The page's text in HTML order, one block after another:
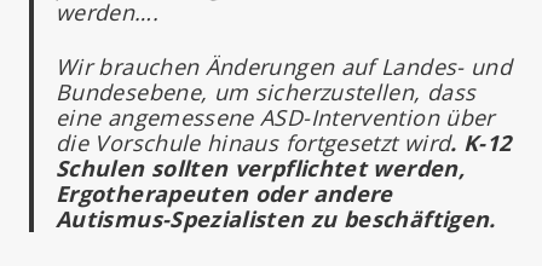
werden….
Wir brauchen Änderungen auf Landes- und
Bundesebene, um sicherzustellen, dass
eine angemessene ASD-Intervention über
die Vorschule hinaus fortgesetzt wird. K-12
Schulen sollten verpflichtet werden,
Ergotherapeuten oder andere
Autismus-Spezialisten zu beschäftigen.